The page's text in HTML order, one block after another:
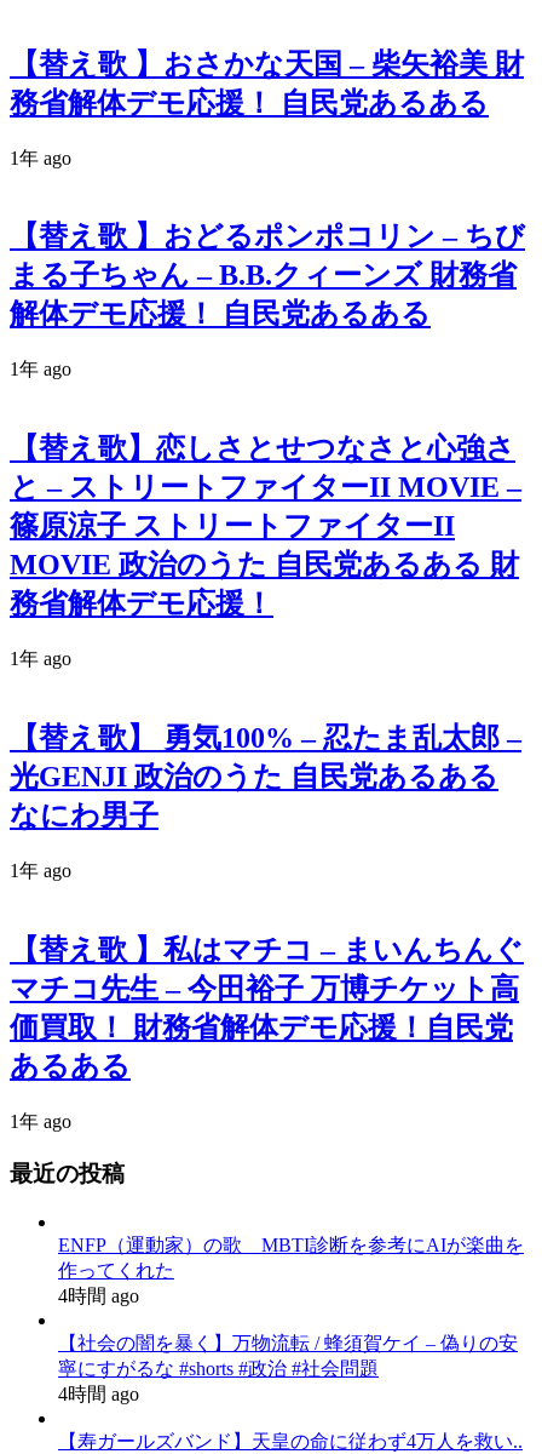
【替え歌 】おさかな天国 – 柴矢裕美 財
務省解体デモ応援！ 自民党あるある
1年 ago
【替え歌 】おどるポンポコリン – ちび
まる子ちゃん – B.B.クィーンズ 財務省
解体デモ応援！ 自民党あるある
1年 ago
【替え歌】恋しさとせつなさと心強さ
と – ストリートファイターII MOVIE –
篠原涼子 ストリートファイターII
MOVIE 政治のうた 自民党あるある 財
務省解体デモ応援！
1年 ago
【替え歌】 勇気100% – 忍たま乱太郎 –
光GENJI 政治のうた 自民党あるある
なにわ男子
1年 ago
【替え歌 】私はマチコ – まいんちんぐ
マチコ先生 – 今田裕子 万博チケット高
価買取！ 財務省解体デモ応援！自民党
あるある
1年 ago
最近の投稿
ENFP（運動家）の歌 MBTI診断を参考にAIが楽曲を
作ってくれた
4時間 ago
【社会の闇を暴く】万物流転 / 蜂須賀ケイ – 偽りの安
寧にすがるな #shorts #政治 #社会問題
4時間 ago
【寿ガールズバンド】天皇の命に従わず4万人を救い..